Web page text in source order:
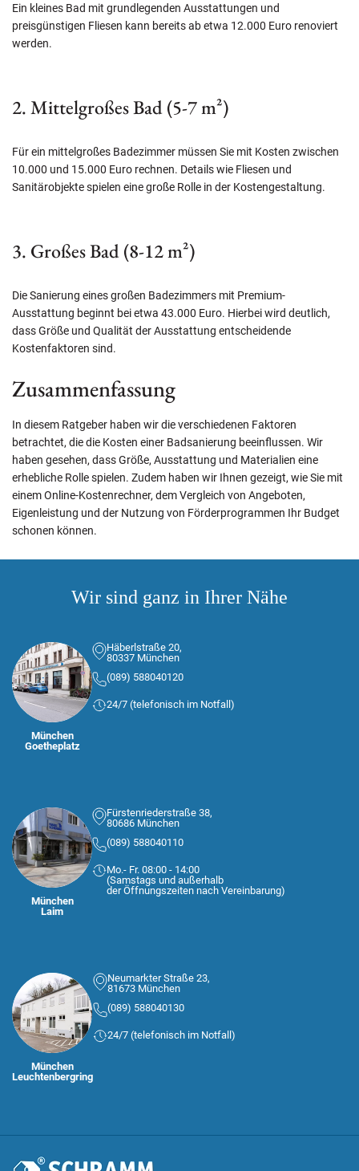
Ein kleines Bad mit grundlegenden Ausstattungen und
preisgünstigen Fliesen kann bereits ab etwa 12.000 Euro renoviert
werden.
2. Mittelgroßes Bad (5-7 m²)
Für ein mittelgroßes Badezimmer müssen Sie mit Kosten zwischen
10.000 und 15.000 Euro rechnen. Details wie Fliesen und
Sanitärobjekte spielen eine große Rolle in der Kostengestaltung.
3. Großes Bad (8-12 m²)
Die Sanierung eines großen Badezimmers mit Premium-
Ausstattung beginnt bei etwa 43.000 Euro. Hierbei wird deutlich,
dass Größe und Qualität der Ausstattung entscheidende
Kostenfaktoren sind.
Zusammenfassung
In diesem Ratgeber haben wir die verschiedenen Faktoren
betrachtet, die die Kosten einer Badsanierung beeinflussen. Wir
haben gesehen, dass Größe, Ausstattung und Materialien eine
erhebliche Rolle spielen. Zudem haben wir Ihnen gezeigt, wie Sie mit
einem Online-Kostenrechner, dem Vergleich von Angeboten,
Eigenleistung und der Nutzung von Förderprogrammen Ihr Budget
schonen können.
Wir sind ganz in Ihrer Nähe
München
Goetheplatz
Häberlstraße 20,
80337 München
(089) 588040120
24/7 (telefonisch im Notfall)
München
Laim
Fürstenriederstraße 38,
80686 München
(089) 588040110
Mo.- Fr. 08:00 - 14:00
(Samstags und außerhalb
der Öffnungszeiten nach Vereinbarung)
München
Leuchtenbergring
Neumarkter Straße 23,
81673 München
(089) 588040130
24/7 (telefonisch im Notfall)